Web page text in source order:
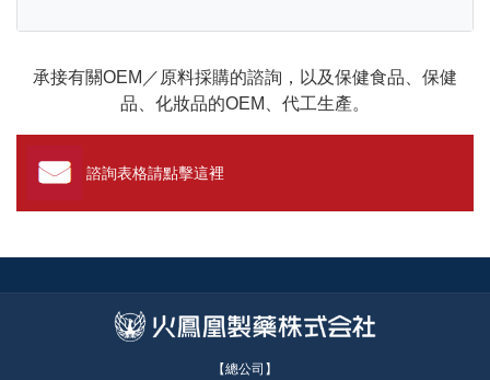
承接有關OEM／原料採購的諮詢，以及保健食品、保健
品、化妝品的OEM、代工生產。
諮詢表格請點擊這裡
【總公司】